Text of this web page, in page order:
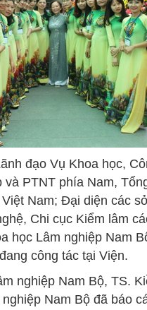
đạo Vụ Khoa học,
PTNT phía Nam,
Nam; Đại diện các
Chi cục Kiểm lâm
học Lâm nghiệp Nam
công tác tại Viện.
nghiệp Nam Bộ, TS.
Nam Bộ đã báo